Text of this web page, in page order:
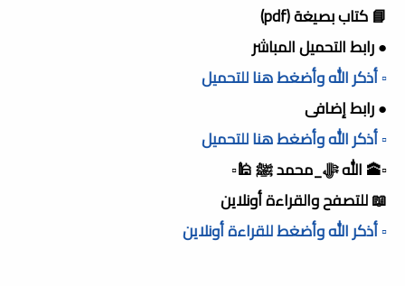
📘 كتاب بصيغة (pdf)
● رابط التحميل المباشر
▫️ أذكر الله وأضغط هنا للتحميل
● رابط إضافى
▫️ أذكر الله وأضغط هنا للتحميل
▫️🕋 الله ﷻ_محمد ﷺ 🕌▫️
📖 للتصفح والقراءة أونلاين
▫️ أذكر الله وأضغط للقراءة أونلاين